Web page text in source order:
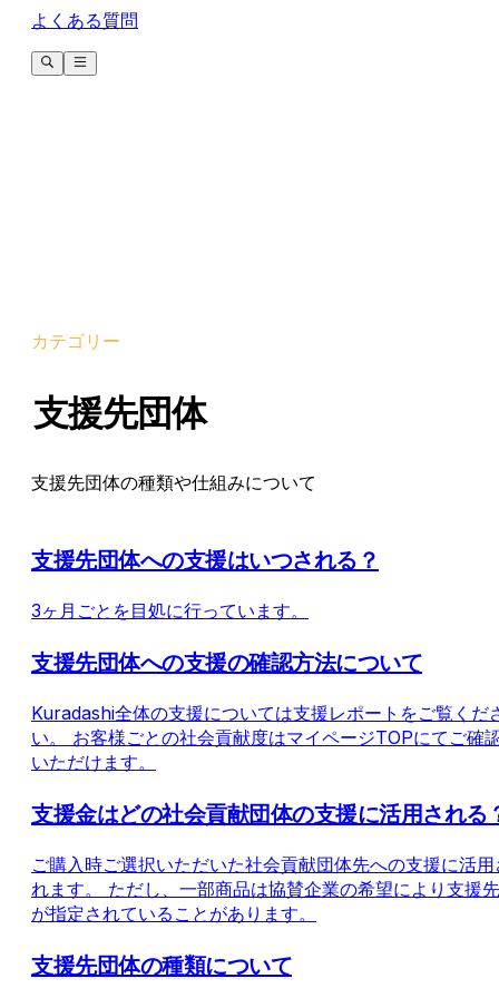
よくある質問
カテゴリー
支援先団体
支援先団体の種類や仕組みについて
支援先団体への支援はいつされる？
3ヶ月ごとを目処に行っています。
支援先団体への支援の確認方法について
Kuradashi全体の支援については支援レポートをご覧くだ
い。 お客様ごとの社会貢献度はマイページTOPにてご確
いただけます。
支援金はどの社会貢献団体の支援に活用される
ご購入時ご選択いただいた社会貢献団体先への支援に活用
れます。 ただし、一部商品は協賛企業の希望により支援先
が指定されていることがあります。
支援先団体の種類について